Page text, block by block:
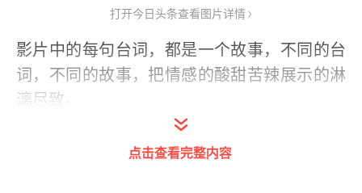
打开今日头条查看图片详情
影片中的每句台词，都是一个故事，不同的台
词，不同的故事，把情感的酸甜苦辣展示的淋
漓尽致。
时光无法倒流，生命无法重来。
在，这个世界里怎么会有这么多的遗憾，让人
点击查看完整内容